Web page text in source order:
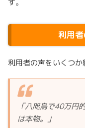
利用
利用者の声をいくつか
「八咫烏で40万円
は本物。」